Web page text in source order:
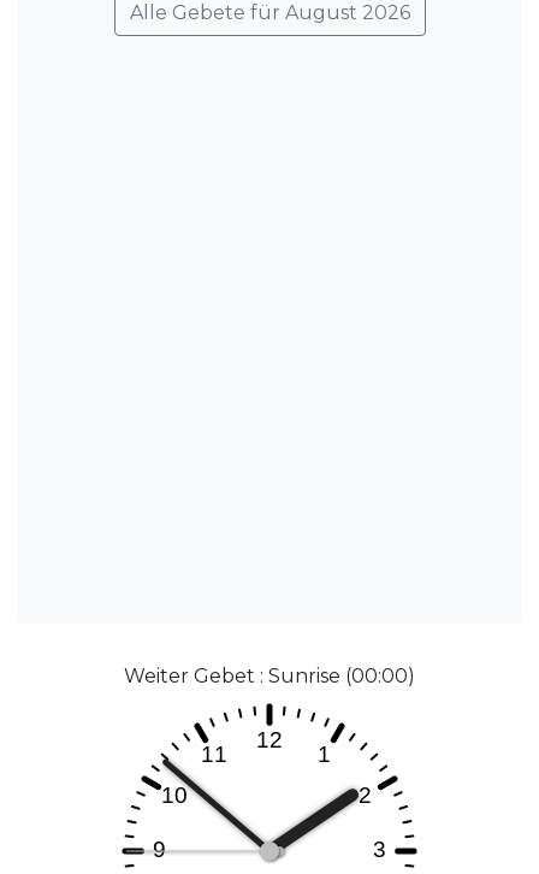
Alle Gebete für August 2026
Weiter Gebet : Sunrise (00:00)